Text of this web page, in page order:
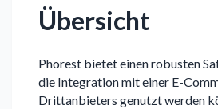
Übersicht
Phorest bietet einen robusten
die Integration mit einer E-
Drittanbieters genutzt werden